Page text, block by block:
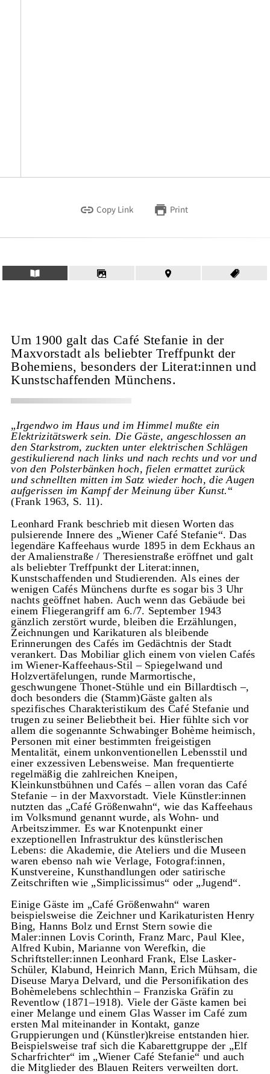
Copy Link Print
Um 1900 galt das Café Stefanie in der
Maxvorstadt als beliebter Treffpunkt der
Bohemiens, besonders der Literat:innen und
Kunstschaffenden Münchens.
„Irgendwo im Haus und im Himmel mußte ein
Elektrizitätswerk sein. Die Gäste, angeschlossen an
den Starkstrom, zuckten unter elektrischen Schlägen
gestikulierend nach links und nach rechts und vor und
von den Polsterbänken hoch, fielen ermattet zurück
und schnellten mitten im Satz wieder hoch, die Augen
aufgerissen im Kampf der Meinung über Kunst.“
(Frank 1963, S. 11).
Leonhard Frank beschrieb mit diesen Worten das
pulsierende Innere des „Wiener Café Stefanie“. Das
legendäre Kaffeehaus wurde 1895 in dem Eckhaus an
der Amalienstraße / Theresienstraße eröffnet und galt
als beliebter Treffpunkt der Literat:innen,
Kunstschaffenden und Studierenden. Als eines der
wenigen Cafés Münchens durfte es sogar bis 3 Uhr
nachts geöffnet haben. Auch wenn das Gebäude bei
einem Fliegerangriff am 6./7. September 1943
gänzlich zerstört wurde, bleiben die Erzählungen,
Zeichnungen und Karikaturen als bleibende
Erinnerungen des Cafés im Gedächtnis der Stadt
verankert. Das Mobiliar glich einem von vielen Cafés
im Wiener-Kaffeehaus-Stil – Spiegelwand und
Holzvertäfelungen, runde Marmortische,
geschwungene Thonet-Stühle und ein Billardtisch –,
doch besonders die (Stamm)Gäste galten als
spezifisches Charakteristikum des Café Stefanie und
trugen zu seiner Beliebtheit bei. Hier fühlte sich vor
allem die sogenannte Schwabinger Bohème heimisch,
Personen mit einer bestimmten freigeistigen
Mentalität, einem unkonventionellen Lebensstil und
einer exzessiven Lebensweise. Man frequentierte
regelmäßig die zahlreichen Kneipen,
Kleinkunstbühnen und Cafés – allen voran das Café
Stefanie – in der Maxvorstadt. Viele Künstler:innen
nutzten das „Café Größenwahn“, wie das Kaffeehaus
im Volksmund genannt wurde, als Wohn- und
Arbeitszimmer. Es war Knotenpunkt einer
exzeptionellen Infrastruktur des künstlerischen
Lebens: die Akademie, die Ateliers und die Museen
waren ebenso nah wie Verlage, Fotograf:innen,
Kunstvereine, Kunsthandlungen oder satirische
Zeitschriften wie „Simplicissimus“ oder „Jugend“.
Einige Gäste im „Café Größenwahn“ waren
beispielsweise die Zeichner und Karikaturisten Henry
Bing, Hanns Bolz und Ernst Stern sowie die
Maler:innen Lovis Corinth, Franz Marc, Paul Klee,
Alfred Kubin, Marianne von Werefkin, die
Schriftsteller:innen Leonhard Frank, Else Lasker-
Schüler, Klabund, Heinrich Mann, Erich Mühsam, die
Diseuse Marya Delvard, und die Personifikation des
Bohèmelebens schlechthin – Franziska Gräfin zu
Reventlow (1871–1918). Viele der Gäste kamen bei
einer Melange und einem Glas Wasser im Café zum
ersten Mal miteinander in Kontakt, ganze
Gruppierungen und (Künstler)kreise entstanden hier.
Beispielsweise traf sich die Kabarettgruppe der „Elf
Scharfrichter“ im „Wiener Café Stefanie“ und auch
die Mitglieder des Blauen Reiters verweilten dort.